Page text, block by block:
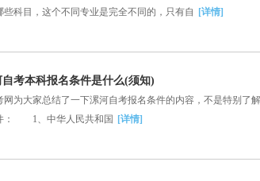
目，这个不同专业是完全不同的，只有自
[详情]
自考本科报名条件是什么(须知)
大家总结了一下漯河自考报名条件的内容，不是特别
： 1、中华人民共和国
[详情]